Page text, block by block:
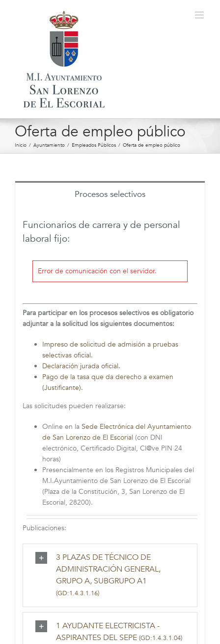
Oferta de empleo público
Inicio / Ayuntamiento / Empleados Públicos / Oferta de empleo público
Procesos selectivos
Funcionarios de carrera y de personal
laboral fijo:
Error de comunicación con el servidor.
Para participar en los procesos selectivos es obligatorio
adjuntar a la solicitud los siguientes documentos:
Impreso de solicitud de admisión a pruebas
selectivas oficial.
Declaración jurada oficial.
Pago de la tasa que da derecho a examen
(Justificante).
Las solicitudes pueden realizarse:
Online en la Sede Electrónica del Ayuntamiento
de San Lorenzo de El Escorial (con DNI
electrónico, Certificado Digital, Cl@ve PIN 24
horas)
Presencialmente en los Registros Municipales del
M.I.Ayuntamiento de San Lorenzo de El Escorial
(Plaza de la Constitución, 3, San Lorenzo de El
Escorial, 28200).
Publicaciones:
3 PLAZAS DE TÉCNICO DE
ADMINISTRACIÓN GENERAL,
GRUPO A, SUBGRUPO A1
(GD:1.4.3.1.16)
1 AYUDANTE ELECTRICISTA -
ASPIRANTES DEL SEPE (GD:1.4.3.1.04)